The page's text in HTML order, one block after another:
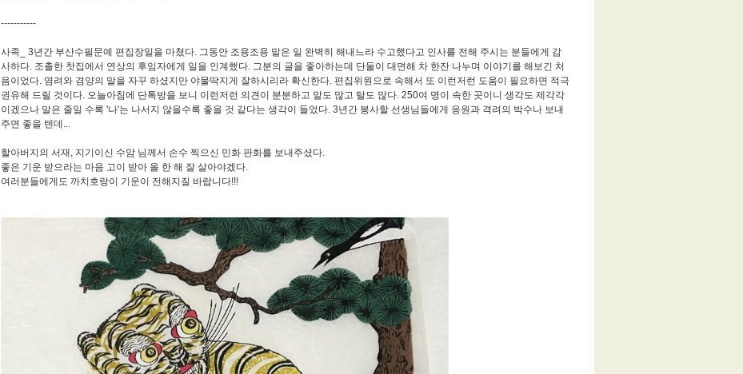
-----------
사족_ 3년간 부산수필문예 편집장일을 마쳤다. 그동안 조용조용 맡은 일 완벽히 해내느라 수고했다고 인사를 전해 주시는 분들에게 감
사하다. 조촐한 찻집에서 연상의 후임자에게 일을 인계했다. 그분의 글을 좋아하는데 단둘이 대면해 차 한잔 나누며 이야기를 해보긴 처
음이었다. 염려와 겸양의 말을 자꾸 하셨지만 야물딱지게 잘하시리라 확신한다. 편집위원으로 속해서 또 이런저런 도움이 필요하면 적극
권유해 드릴 것이다. 오늘아침에 단톡방을 보니 이런저런 의견이 분분하고 말도 많고 탈도 많다. 250여 명이 속한 곳이니 생각도 제각각
이겠으나 말은 줄일 수록 '나'는 나서지 않을수록 좋을 것 같다는 생각이 들었다. 3년간 봉사할 선생님들에게 응원과 격려의 박수나 보내
주면 좋을 텐데...
할아버지의 서재, 지기이신 수암 님께서 손수 찍으신 민화 판화를 보내주셨다.
좋은 기운 받으라는 마음 고이 받아 올 한 해 잘 살아야겠다.
여러분들에게도 까치호랑이 기운이 전해지질 바랍니다!!!